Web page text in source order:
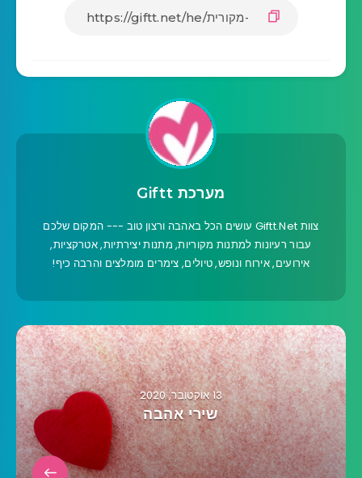
מערכת Giftt
צוות Giftt.Net עושים הכל באהבה ורצון טוב --- המקום שלכם
עבור רעיונות למתנות מקוריות, מתנות יצירתיות, אטרקציות,
אירועים, אירוח ונופש, טיולים, צימרים מומלצים והרבה כיף!
13 אוקטובר, 2020
שירי אהבה